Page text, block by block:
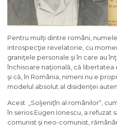
Pentru mulţi dintre români,
introspecţie revelatorie, cu
graniţele personale şi în care au
închisoare naţională, că
şi că, în România, nimeni nu e
modelul absolut al disidenţei
Acest „Soljeniţîn al românilor“,
în serios Eugen Ionescu, a refuzat
comunist și neo-comunist,